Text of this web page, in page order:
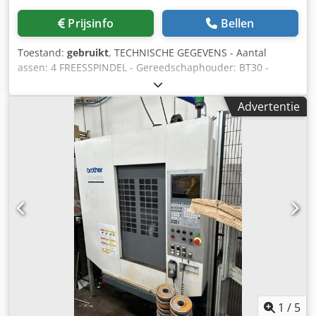
Prijsinfo Bellen
Toestand: gebruikt, TECHNISCHE GEGEVENS - Aantal
assen: 4 FREESSPINDEL - Gereedschaphouder: BT30 -
Spilvermogen: 4,9 [kW] - Spilsnelheid: 16.000 [omw/min]
LINEAIRE ASSEN - Verplaatsing X/Y/Z: 700 x 400 x 300 [mm]
- Snelgang (X/Y/Z): 50 / 50 / 56 [m/min] - Voeding (X/Y/Z): 1 -
30.000 [mm/min] - Afstand tafel tot spindelneus: 330 - 630
[mm] GEREEDSCHAPSWISSELAAR - Type
gereedschapswisselaar: Parapluie (paraplu) - Aantal
gereedschappen magazijn: 21 - Gereedschapswisseltijd:
0,8 [sec] TAFEL - Tafelformaat: 800 x 400 [mm] - Max.
tafelbelasting: 250 [kg] ELEKTRISCHE VOEDING -
Voedingsspanning: 220 [V] - Totaal benodigd vermogen:
9,5 [kVA] GEWICHT EN AFMETINGEN - Benodigde ruimte:
2.050 x 2.220 [mm] - Machinehoogte: 2.497 [mm] -
Machinegewicht: 2.400 [kg] MACHINEUREN - Stroom-uren:
23.456 [uur] - Betriebsuren: 16.703 [uur] TOEBEHOREN -
Besturing: Brother CNC-C00 - Interface: Ethernet / USB -
Elektronisch handwiel - Optie: uitgebreid geheugen 500
Advertentie
1 / 5